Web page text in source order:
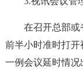
在召开总部或
前半小时准时打
一例会议延时情